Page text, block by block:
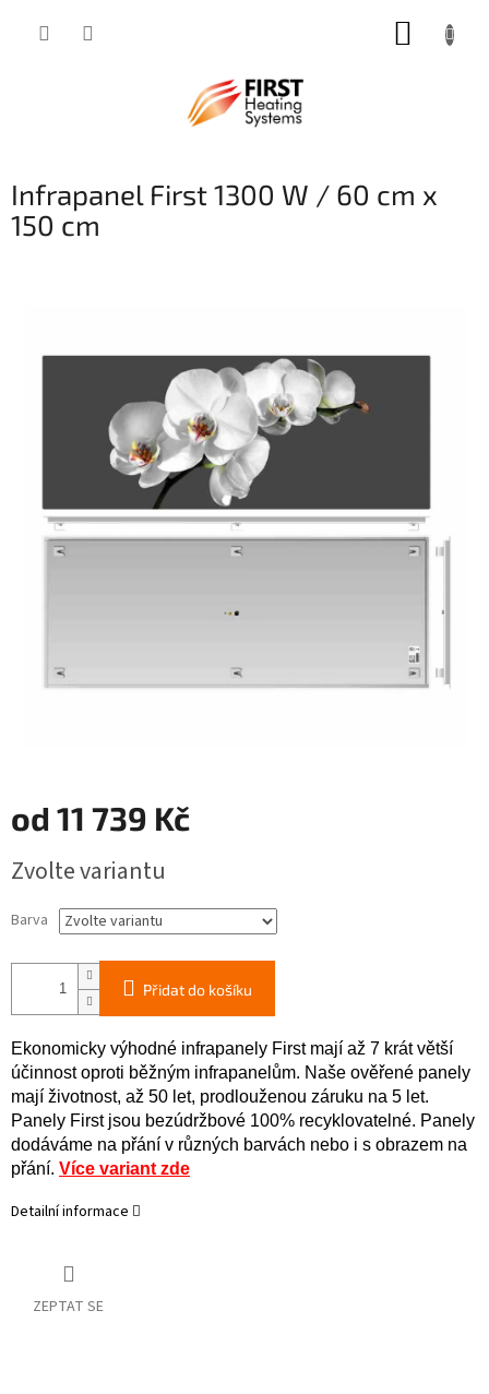
Infrapanel First 1300 W / 60 cm x
150 cm
od 11 739 Kč
cena:
Zvolte variantu
Barva
Přidat do košíku
Ekonomicky výhodné infrapanely First mají až 7 krát větší
účinnost oproti běžným infrapanelům. Naše ověřené panely
mají životnost, až 50 let, prodlouženou záruku na 5 let.
Panely First jsou bezúdržbové 100% recyklovatelné. Panely
dodáváme na přání v různých barvách nebo i s obrazem na
přání. Více variant zde
Detailní informace
ZEPTAT SE